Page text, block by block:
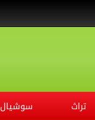
تراث سوشيال